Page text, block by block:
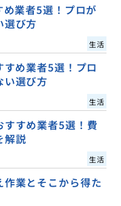
業者5選！プロが
選び方
生活
め業者5選！プロ
い選び方
生活
すすめ業者5選！費
解説
生活
業とそこから得た